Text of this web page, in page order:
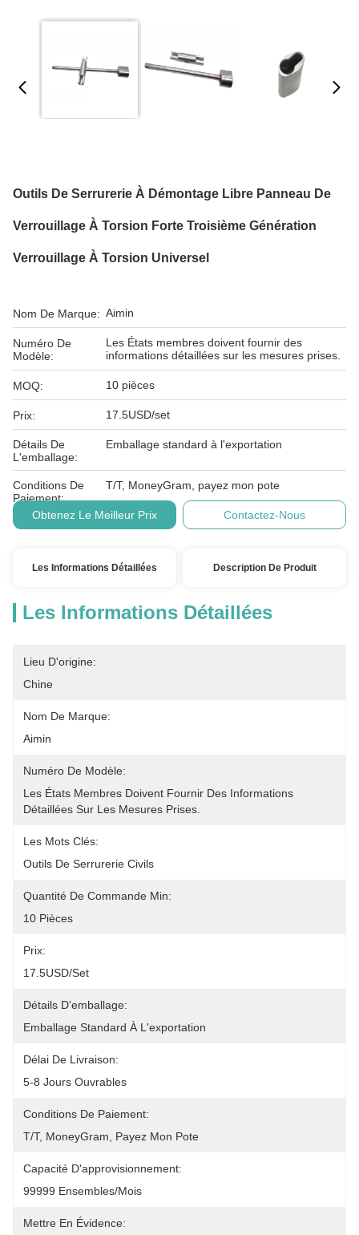
Outils De Serrurerie À Démontage Libre Panneau De
Verrouillage À Torsion Forte Troisième Génération
Verrouillage À Torsion Universel
Nom De Marque: Aimin
Numéro De
Modèle:
Les États membres doivent fournir des
informations détaillées sur les mesures prises.
MOQ: 10 pièces
Prix: 17.5USD/set
Détails De
L'emballage:
Emballage standard à l'exportation
Conditions De
Paiement:
T/T, MoneyGram, payez mon pote
Obtenez Le Meilleur Prix Contactez-Nous
Les Informations Détaillées Description De Produit
Les Informations Détaillées
Lieu D'origine:
Chine
Nom De Marque:
Aimin
Numéro De Modèle:
Les États Membres Doivent Fournir Des Informations
Détaillées Sur Les Mesures Prises.
Les Mots Clés:
Outils De Serrurerie Civils
Quantité De Commande Min:
10 Pièces
Prix:
17.5USD/set
Détails D'emballage:
Emballage Standard À L'exportation
Délai De Livraison:
5-8 Jours Ouvrables
Conditions De Paiement:
T/T, MoneyGram, Payez Mon Pote
Capacité D'approvisionnement:
99999 Ensembles/mois
Mettre En Évidence: